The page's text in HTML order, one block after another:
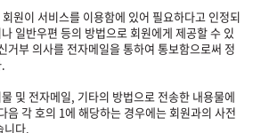
원이 서비스를 이용함에 있어 필요하다고 인정되
일반우편 등의 방법으로 회원에게 제공할 수 있
거부 의사를 전자메일을 통하여 통보함으로써 정
및 전자메일, 기타의 방법으로 전송한 내용물에
음 각 호의 1에 해당하는 경우에는 회원과의 사전
니다.